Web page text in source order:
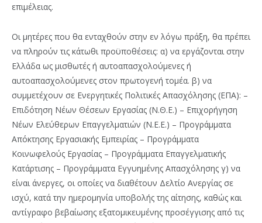
επιμέλειας.
Οι μητέρες που θα ενταχθούν στην εν λόγω πράξη, θα πρέπει
να πληρούν τις κάτωθι προϋποθέσεις: α) να εργάζονται στην
Ελλάδα ως μισθωτές ή αυτοαπασχολούμενες ή
αυτοαπασχολούμενες στον πρωτογενή τομέα. β) να
συμμετέχουν σε Ενεργητικές Πολιτικές Απασχόλησης (ΕΠΑ): –
Επιδότηση Νέων Θέσεων Εργασίας (Ν.Θ.Ε.) – Επιχορήγηση
Νέων Ελεύθερων Επαγγελματιών (Ν.Ε.Ε.) – Προγράμματα
Απόκτησης Εργασιακής Εμπειρίας – Προγράμματα
Κοινωφελούς Εργασίας – Προγράμματα Επαγγελματικής
Κατάρτισης – Προγράμματα Εγγυημένης Απασχόλησης γ) να
είναι άνεργες, οι οποίες να διαθέτουν Δελτίο Ανεργίας σε
ισχύ, κατά την ημερομηνία υποβολής της αίτησης, καθώς και
αντίγραφο βεβαίωσης εξατομικευμένης προσέγγισης από τις